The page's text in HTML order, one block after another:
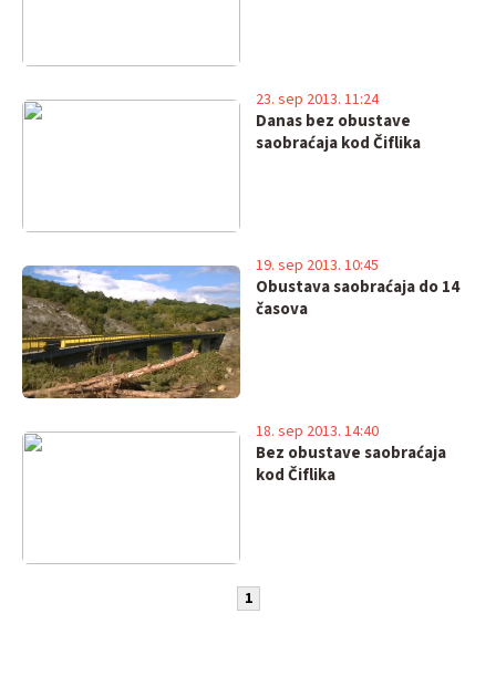
Danas bez obustave
saobraćaja kod Čiflika
23. sep 2013. 11:24
Obustava saobraćaja do 14
časova
19. sep 2013. 10:45
Bez obustave saobraćaja
kod Čiflika
18. sep 2013. 14:40
1